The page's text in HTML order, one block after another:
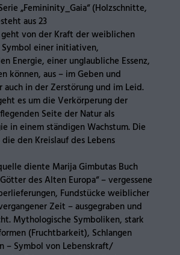
„Femininity_Gaia“ (Holzschnitte,
aus 23
von der Kraft der weiblichen
Symbol einer initiativen,
Energie, einer unglaubliche Essenz,
können, aus – im Geben und
auch in der Zerstörung und im Leid.
es um die Verkörperung der
Seite der Natur als
in einem ständigen Wachstum. Die
den Kreislauf des Lebens
diente Marija Gimbutas Buch
des Alten Europa“ – vergessene
Fundstücke weiblicher
Zeit – ausgegraben und
Mythologische Symboliken, stark
(Fruchtbarkeit), Schlangen
– Symbol von Lebenskraft/